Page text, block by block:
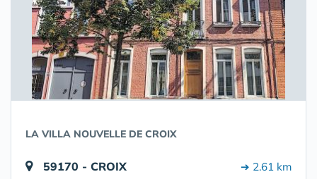
LA VILLA NOUVELLE DE CROIX
59170 - CROIX ➔ 2.61 km